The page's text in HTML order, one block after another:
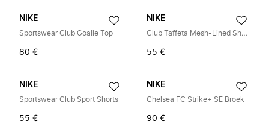
NIKE
Sportswear Club Goalie Top
80 €
NIKE
Club Taffeta Mesh-Lined Shorts
55 €
NIKE
Sportswear Club Sport Shorts
55 €
NIKE
Chelsea FC Strike+ SE Broek
90 €